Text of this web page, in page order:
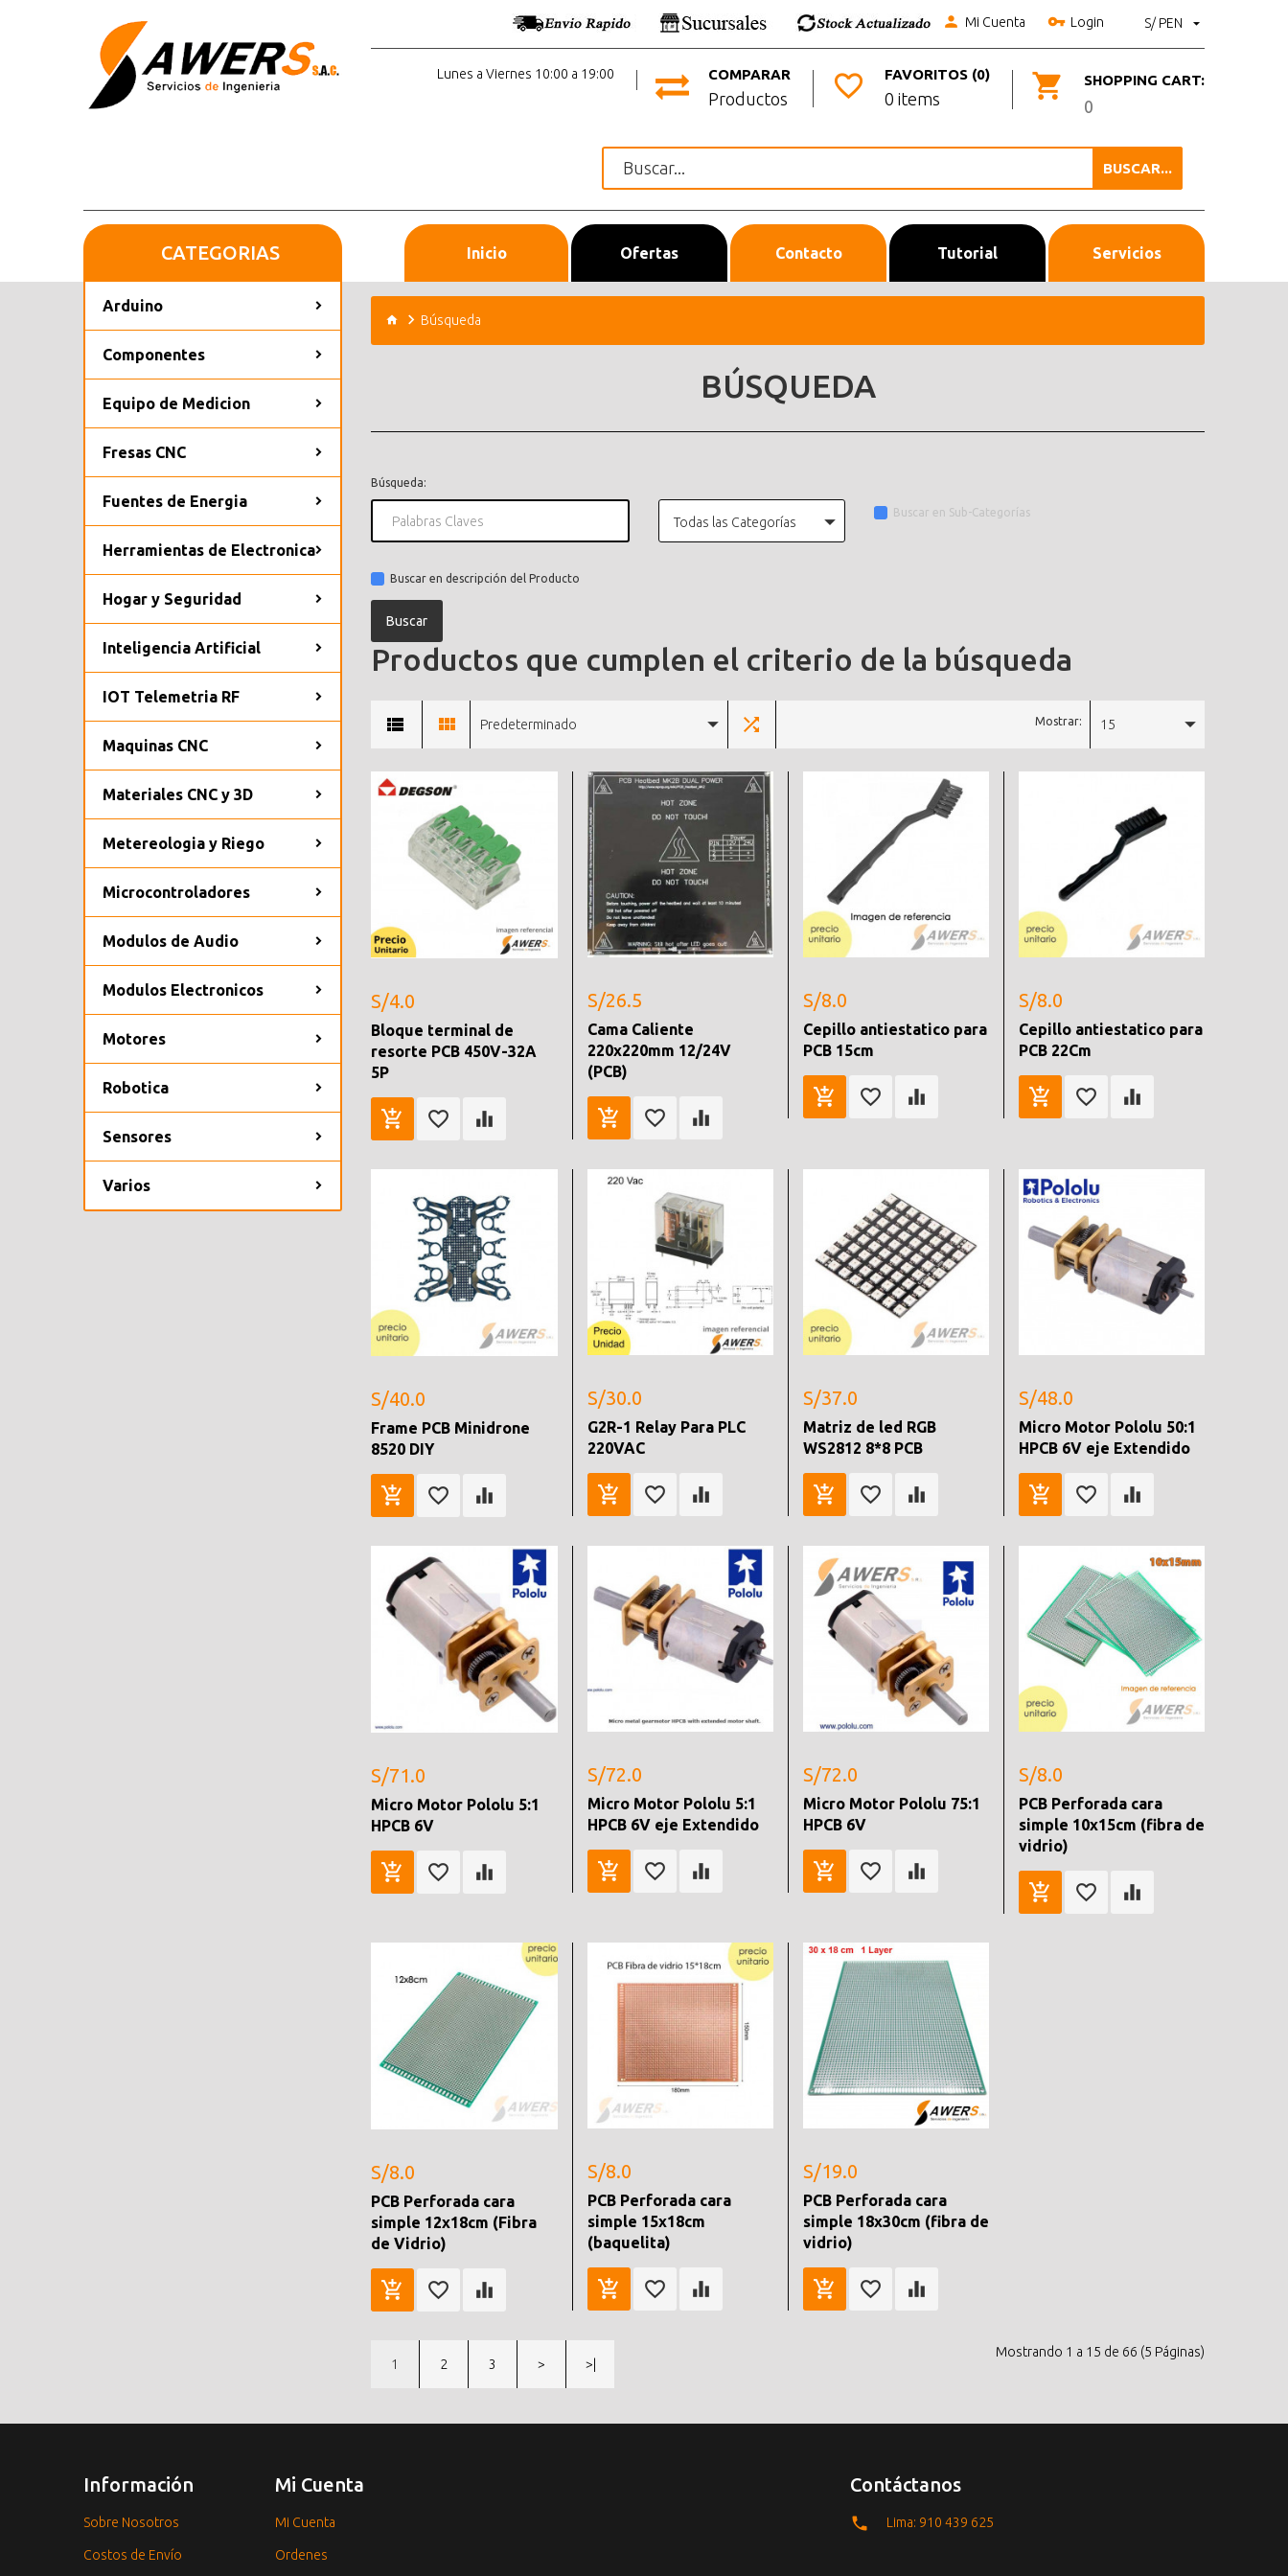
S/ PEN
Mi Cuenta Login
SHOPPING CART:
0
FAVORITOS (0)
0 items
COMPARAR
Productos
Lunes a Viernes 10:00 a 19:00
BUSCAR...
Inicio Ofertas Contacto Tutorial Servicios
CATEGORIAS
Arduino
Componentes
Equipo de Medicion
Fresas CNC
Fuentes de Energia
Herramientas de Electronica
Hogar y Seguridad
Inteligencia Artificial
IOT Telemetria RF
Maquinas CNC
Materiales CNC y 3D
Metereologia y Riego
Microcontroladores
Modulos de Audio
Modulos Electronicos
Motores
Robotica
Sensores
Varios
Búsqueda
BÚSQUEDA
Búsqueda:
Todas las Categorías
Buscar en Sub-Categorías
Buscar en descripción del Producto
Productos que cumplen el criterio de la búsqueda
Predeterminado Mostrar: 15
S/4.0
Bloque terminal de
resorte PCB 450V-32A
5P
S/26.5
Cama Caliente
220x220mm 12/24V
(PCB)
S/8.0
Cepillo antiestatico para
PCB 15cm
S/8.0
Cepillo antiestatico para
PCB 22Cm
S/40.0
Frame PCB Minidrone
8520 DIY
S/30.0
G2R-1 Relay Para PLC
220VAC
S/37.0
Matriz de led RGB
WS2812 8*8 PCB
S/48.0
Micro Motor Pololu 50:1
HPCB 6V eje Extendido
S/71.0
Micro Motor Pololu 5:1
HPCB 6V
S/72.0
Micro Motor Pololu 5:1
HPCB 6V eje Extendido
S/72.0
Micro Motor Pololu 75:1
HPCB 6V
S/8.0
PCB Perforada cara
simple 10x15cm (fibra de
vidrio)
S/8.0
PCB Perforada cara
simple 12x18cm (Fibra
de Vidrio)
S/8.0
PCB Perforada cara
simple 15x18cm
(baquelita)
S/19.0
PCB Perforada cara
simple 18x30cm (fibra de
vidrio)
1 2 3 > >|
Mostrando 1 a 15 de 66 (5 Páginas)
Información
Sobre Nosotros
Costos de Envío
Mi Cuenta
Mi Cuenta
Ordenes
Contáctanos
Lima: 910 439 625